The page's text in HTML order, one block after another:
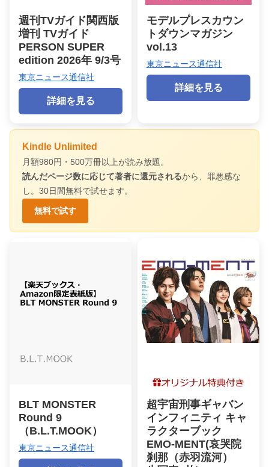
週刊TVガイド関西版
増刊 TVガイド
PERSON SUPER
edition 2026年 9/3号
東京ニュース通信社
詳細を見る
モデルプレスカウン
トダウンマガジン
vol.13
東京ニュース通信社
詳細を見る
Kindle Unlimited
月額980円・500万冊以上が読み放題。
読んだページ数に応じて著者に還元されるから、罪悪感な
し。30日間無料で試せます。
無料で試す
BLT MONSTER
Round 9
（B.L.T.MOOK）
東京ニュース通信社
超宇宙刑事ギャバン
インフィニティ キャ
ラクターブック
EMO-MENT(哀哭院
刹那（赤羽流河）